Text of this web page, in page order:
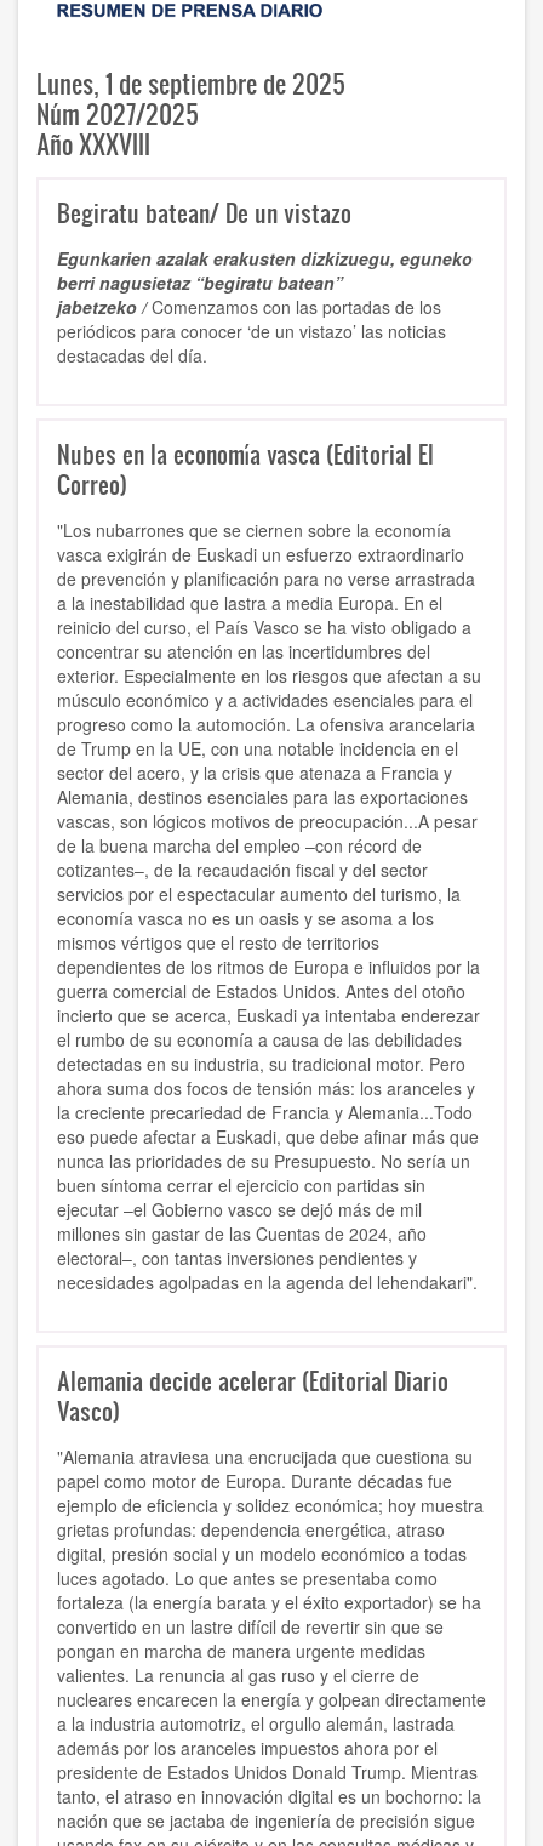
Lunes, 1 de septiembre de 2025
Núm 2027/2025
Año XXXVIII
Begiratu batean/ De un vistazo
Egunkarien azalak erakusten dizkizuegu, eguneko
berri nagusietaz “begiratu batean”
jabetzeko /Comenzamos con las portadas de los
periódicos para conocer ‘de un vistazo’ las noticias
destacadas del día.
Nubes en la economía vasca (Editorial El
Correo)
"Los nubarrones que se ciernen sobre la economía
vasca exigirán de Euskadi un esfuerzo extraordinario
de prevención y planificación para no verse arrastrada
a la inestabilidad que lastra a media Europa. En el
reinicio del curso, el País Vasco se ha visto obligado a
concentrar su atención en las incertidumbres del
exterior. Especialmente en los riesgos que afectan a su
músculo económico y a actividades esenciales para el
progreso como la automoción. La ofensiva arancelaria
de Trump en la UE, con una notable incidencia en el
sector del acero, y la crisis que atenaza a Francia y
Alemania, destinos esenciales para las exportaciones
vascas, son lógicos motivos de preocupación...A pesar
de la buena marcha del empleo –con récord de
cotizantes–, de la recaudación fiscal y del sector
servicios por el espectacular aumento del turismo, la
economía vasca no es un oasis y se asoma a los
mismos vértigos que el resto de territorios
dependientes de los ritmos de Europa e influidos por la
guerra comercial de Estados Unidos. Antes del otoño
incierto que se acerca, Euskadi ya intentaba enderezar
el rumbo de su economía a causa de las debilidades
detectadas en su industria, su tradicional motor. Pero
ahora suma dos focos de tensión más: los aranceles y
la creciente precariedad de Francia y Alemania...Todo
eso puede afectar a Euskadi, que debe afinar más que
nunca las prioridades de su Presupuesto. No sería un
buen síntoma cerrar el ejercicio con partidas sin
ejecutar –el Gobierno vasco se dejó más de mil
millones sin gastar de las Cuentas de 2024, año
electoral–, con tantas inversiones pendientes y
necesidades agolpadas en la agenda del lehendakari".
Alemania decide acelerar (Editorial Diario
Vasco)
"Alemania atraviesa una encrucijada que cuestiona su
papel como motor de Europa. Durante décadas fue
ejemplo de eficiencia y solidez económica; hoy muestra
grietas profundas: dependencia energética, atraso
digital, presión social y un modelo económico a todas
luces agotado. Lo que antes se presentaba como
fortaleza (la energía barata y el éxito exportador) se ha
convertido en un lastre difícil de revertir sin que se
pongan en marcha de manera urgente medidas
valientes. La renuncia al gas ruso y el cierre de
nucleares encarecen la energía y golpean directamente
a la industria automotriz, el orgullo alemán, lastrada
además por los aranceles impuestos ahora por el
presidente de Estados Unidos Donald Trump. Mientras
tanto, el atraso en innovación digital es un bochorno: la
nación que se jactaba de ingeniería de precisión sigue